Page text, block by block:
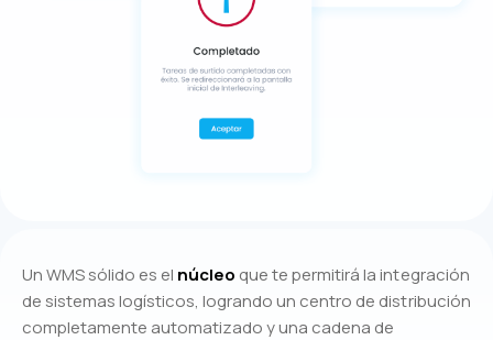
Un WMS sólido es el núcleo que te permitirá la integración
de sistemas logísticos, logrando un centro de distribución
completamente automatizado y una cadena de